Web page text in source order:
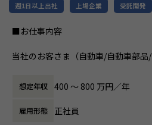
週1日以上出社 上場企業 受託開発
■お仕事内容
当社のお客さま（自動車/自動車部
を用いた製品・装置等の機構・筐体
の開発業務に従事していただきます。
例えば、、、
想定年収 400 〜 800 万円／年
雇用形態 正社員